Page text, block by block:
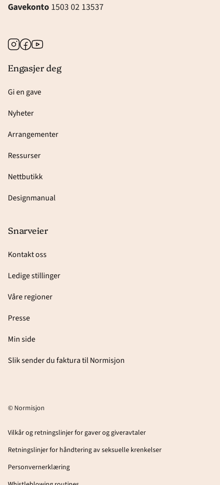
Gavekonto 1503 02 13537
Instagram
Facebook
Youtube
Engasjer deg
Gi en gave
Nyheter
Arrangementer
Ressurser
Nettbutikk
Designmanual
Snarveier
Kontakt oss
Ledige stillinger
Våre regioner
Presse
Min side
Slik sender du faktura til Normisjon
© Normisjon
Vilkår og retningslinjer for gaver og giveravtaler
Retningslinjer for håndtering av seksuelle krenkelser
Personvernerklæring